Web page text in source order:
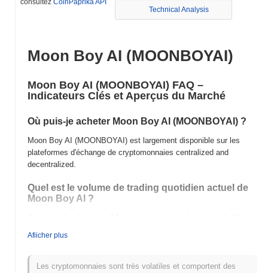
Technical Analysis
Moon Boy AI (MOONBOYAI)
Moon Boy AI (MOONBOYAI) FAQ –
Indicateurs Clés et Aperçus du Marché
Où puis-je acheter Moon Boy AI (MOONBOYAI) ?
Moon Boy AI (MOONBOYAI) est largement disponible sur les
plateformes d'échange de cryptomonnaies centralized and
decentralized.
Quel est le volume de trading quotidien actuel de
Moon Boy AI ?
Quel est l'historique de la fourchette de prix de
Moon Boy AI ?
Afiicher plus
Les cryptomonnaies sont très volatiles et comportent des